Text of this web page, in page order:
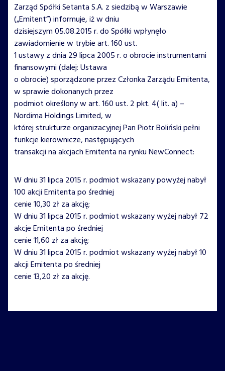
Zarząd Spółki Setanta S.A. z siedzibą w Warszawie
(„Emitent”) informuje, iż w dniu
dzisiejszym 05.08.2015 r. do Spółki wpłynęło
zawiadomienie w trybie art. 160 ust.
1 ustawy z dnia 29 lipca 2005 r. o obrocie instrumentami
finansowymi (dalej: Ustawa
o obrocie) sporządzone przez Członka Zarządu Emitenta,
w sprawie dokonanych przez
podmiot określony w art. 160 ust. 2 pkt. 4( lit. a) –
Nordima Holdings Limited, w
której strukturze organizacyjnej Pan Piotr Boliński pełni
funkcje kierownicze, następujących
transakcji na akcjach Emitenta na rynku NewConnect:
W dniu 31 lipca 2015 r. podmiot wskazany powyżej nabył
100 akcji Emitenta po średniej
cenie 10,30 zł za akcję;
W dniu 31 lipca 2015 r. podmiot wskazany wyżej nabył 72
akcje Emitenta po średniej
cenie 11,60 zł za akcję;
W dniu 31 lipca 2015 r. podmiot wskazany wyżej nabył 10
akcji Emitenta po średniej
cenie 13,20 zł za akcję.